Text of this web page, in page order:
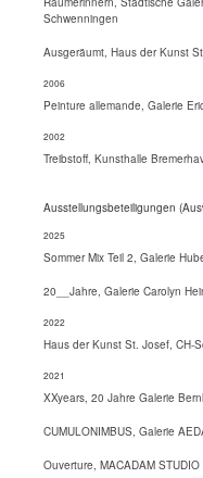
Schwenningen
Ausgeräumt, Haus der Kunst
2006
Peinture allemande, Galerie
2002
Treibstoff, Kunsthalle
Ausstellungsbeteiligungen
2025
Sommer Mix Teil 2, Galerie
20__Jahre, Galerie Carolyn
2022
Haus der Kunst St. Josef, CH-
2021
XXyears, 20 Jahre Galerie
CUMULONIMBUS, Galerie
Ouverture, MACADAM